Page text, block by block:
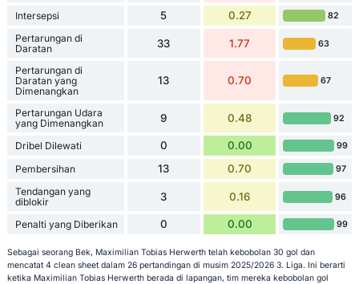
Intersepsi 5 0.27 82
Pertarungan di
Daratan
33 1.77 63
Pertarungan di
Daratan yang
Dimenangkan
13 0.70 67
Pertarungan Udara
yang Dimenangkan
9 0.48 92
Dribel Dilewati 0 0.00 99
Pembersihan 13 0.70 97
Tendangan yang
diblokir
3 0.16 96
Penalti yang Diberikan 0 0.00 99
Sebagai seorang Bek, Maximilian Tobias Herwerth telah kebobolan 30 gol dan
mencatat 4 clean sheet dalam 26 pertandingan di musim 2025/2026 3. Liga. Ini berarti
ketika Maximilian Tobias Herwerth berada di lapangan, tim mereka kebobolan gol